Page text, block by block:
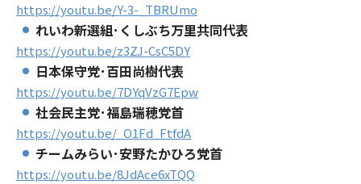
https://youtu.be/Y-3-_TBRUmo
れいわ新選組･くしぶち万里共同代表
https://youtu.be/z3ZJ-CsC5DY
日本保守党･百田尚樹代表
https://youtu.be/7DYqVzG7Epw
社会民主党･福島瑞穂党首
https://youtu.be/_O1Fd_FtfdA
チームみらい･安野たかひろ党首
https://youtu.be/8JdAce6xTQQ